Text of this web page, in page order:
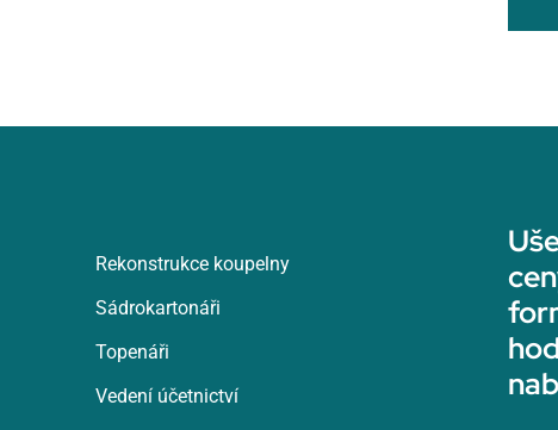
Rekonstrukce koupelny
Sádrokartonáři
Topenáři
Vedení účetnictví